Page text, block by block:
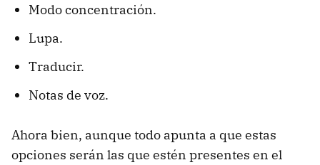
Modo concentración.
Lupa.
Traducir.
Notas de voz.
Ahora bien, aunque todo apunta a que estas
opciones serán las que estén presentes en el